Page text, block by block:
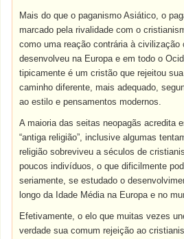
Mais do que o paganismo Asiático, o
marcado pela rivalidade com o
como uma reação contrária à civilização
desenvolveu na Europa e em todo o
tipicamente é um cristão que rejeitou
caminho diferente, mais adequado,
ao estilo e pensamentos modernos.
A maioria das seitas neopagãs acredita
“antiga religião”, inclusive algumas
religião sobreviveu a séculos de
poucos indivíduos, o que dificilmente
seriamente, se estudado o
longo da Idade Média na Europa e no
Efetivamente, o elo que muitas vezes
verdade sua comum rejeição ao